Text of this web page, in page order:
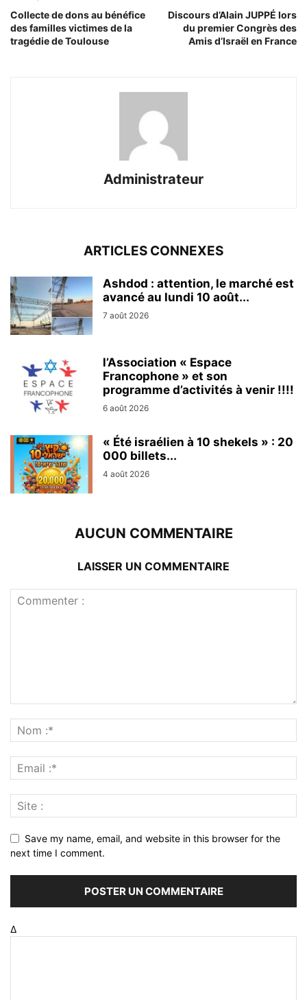
Collecte de dons au bénéfice
des familles victimes de la
tragédie de Toulouse
Discours d’Alain JUPPÉ lors
du premier Congrès des
Amis d’Israël en France
Administrateur
ARTICLES CONNEXES
Ashdod : attention, le marché est
avancé au lundi 10 août...
7 août 2026
l’Association « Espace
Francophone » et son
programme d’activités à venir !!!!
6 août 2026
« Été israélien à 10 shekels » : 20
000 billets...
4 août 2026
AUCUN COMMENTAIRE
LAISSER UN COMMENTAIRE
Save my name, email, and website in this browser for the
next time I comment.
Δ